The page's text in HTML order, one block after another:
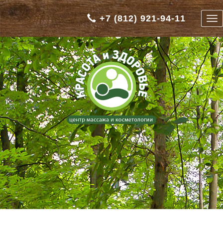
+7 (812) 921-94-11